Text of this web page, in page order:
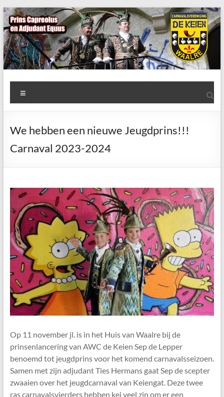
Ga
naar
de
inhoud
AWC
de
Keien
Waalrese
Keien
We hebben een nieuwe Jeugdprins!!!
Carnaval 2023-2024
Op 11 november jl. is in het Huis van Waalre bij de
prinsenlancering van AWC de Keien Sep de Lepper
benoemd tot jeugdprins voor het komend carnavalsseizoen.
Samen met zijn adjudant Ties Hermans gaat Sep de scepter
zwaaien over het jeugdcarnaval van Keiengat. Deze twee
ras carnavalsvierders hebben kei veel zin om er een